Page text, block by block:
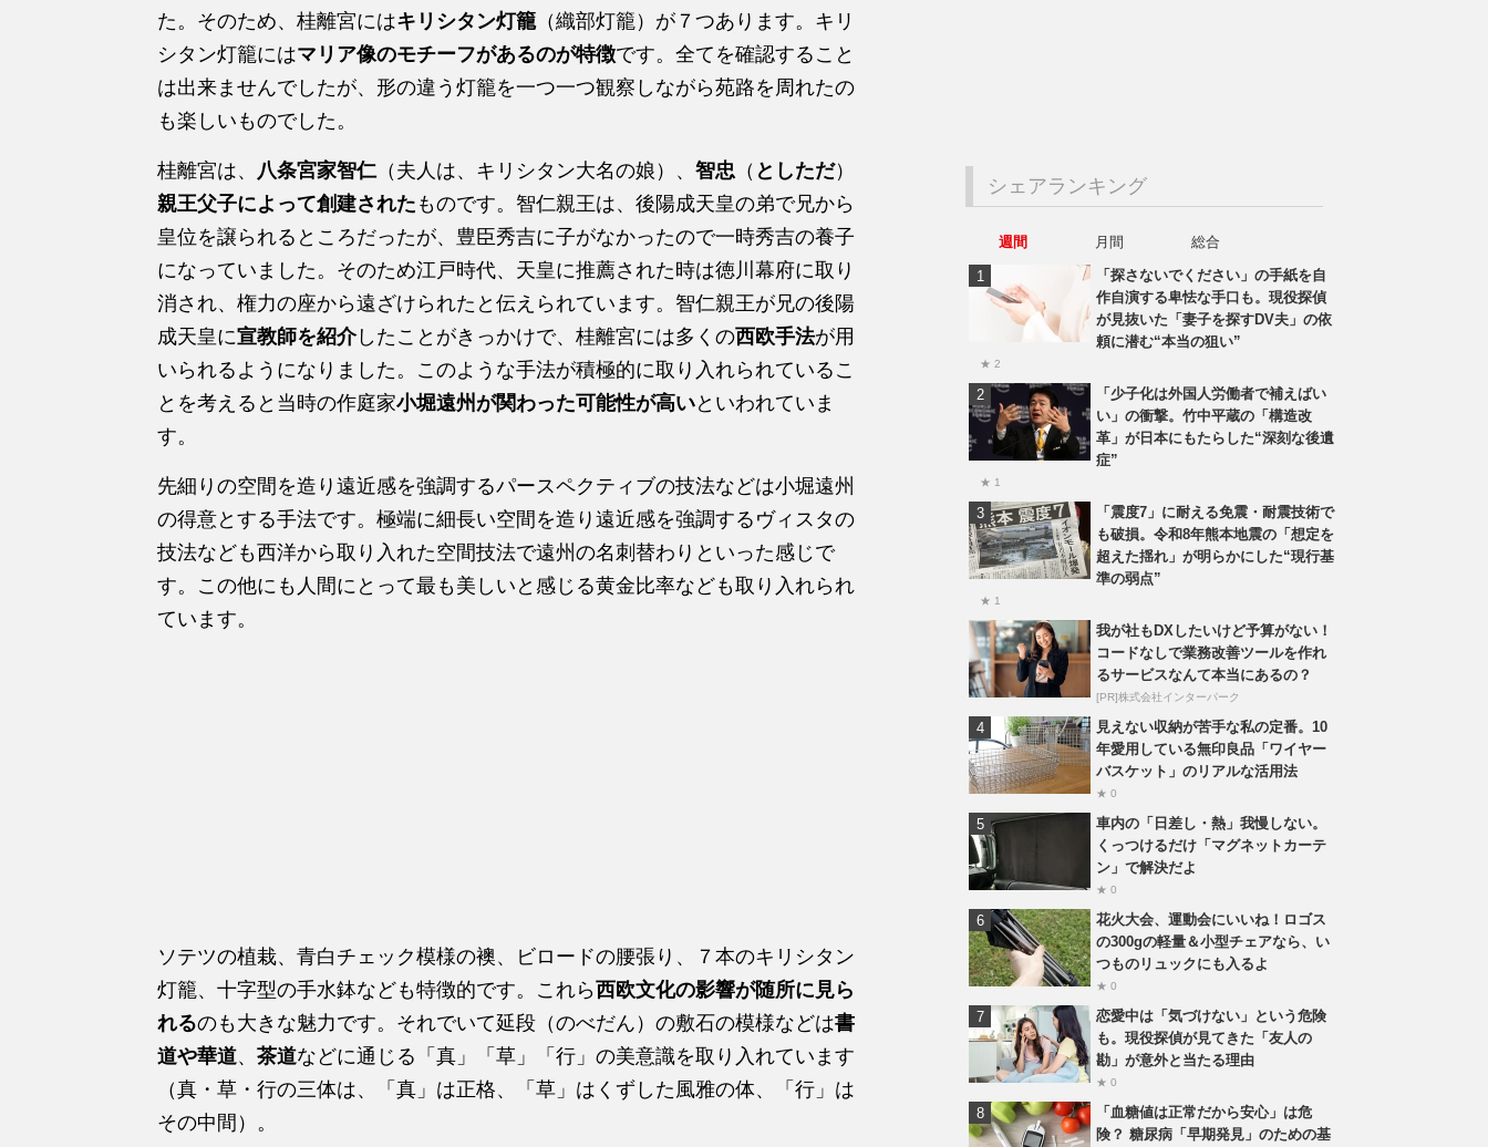
た。そのため、桂離宮にはキリシタン灯籠（織部灯籠）が７つあります。キリ
シタン灯籠にはマリア像のモチーフがあるのが特徴です。全てを確認すること
は出来ませんでしたが、形の違う灯籠を一つ一つ観察しながら苑路を周れたの
も楽しいものでした。
桂離宮は、 八条宮家智仁 （夫人は、キリシタン大名の娘）、 智忠 （ としただ）
親王父子によって創建された ものです。智仁親王は、後陽成天皇の弟で兄から
皇位を譲られるところだったが、豊臣秀吉に子がなかったので一時秀吉の養子
になっていました。そのため江戸時代、天皇に推薦された時は徳川幕府に取り
消され、権力の座から遠ざけられたと伝えられています。智仁親王が兄の後陽
成天皇に宣教師を紹介したことがきっかけで、桂離宮には多くの西欧手法が用
いられるようになりました。このような手法が積極的に取り入れられているこ
とを考えると当時の作庭家小堀遠州が関わった可能性が高いといわれていま
す。
先細りの空間を造り遠近感を強調するパースペクティブの技法などは小堀遠州
の得意とする手法です。極端に細長い空間を造り遠近感を強調するヴィスタの
技法なども西洋から取り入れた空間技法で遠州の名刺替わりといった感じで
す。この他にも人間にとって最も美しいと感じる黄金比率なども取り入れられ
ています。
ソテツの植栽、青白チェック模様の襖、ビロードの腰張り、７本のキリシタン
灯籠、十字型の手水鉢なども特徴的です。これら西欧文化の影響が随所に見ら
れるのも大きな魅力です。それでいて延段（のべだん）の敷石の模様などは書
道や華道、 茶道などに通じる「真」「草」「行」の美意識を取り入れています
（真・草・行の三体は、「真」は正格、「草」はくずした風雅の体、「行」は
その中間）。
シェアランキング
週間 月間
総合
「探さないでください」の手紙を自
作自演する卑怯な手口も。現役探偵
が見抜いた「妻子を探すDV夫」の依
頼に潜む“本当の狙い”
★ 2
「少子化は外国人労働者で補えばい
い」の衝撃。竹中平蔵の「構造改
革」が日本にもたらした“深刻な後遺
症”
★ 1
「震度7」に耐える免震・耐震技術で
も破損。令和8年熊本地震の「想定を
超えた揺れ」が明らかにした“現行基
準の弱点”
★ 1
我が社もDXしたいけど予算がない！
コードなしで業務改善ツールを作れ
るサービスなんて本当にあるの？
[PR]株式会社インターパーク
見えない収納が苦手な私の定番。10
年愛用している無印良品「ワイヤー
バスケット」のリアルな活用法
★ 0
車内の「日差し・熱」我慢しない。
くっつけるだけ「マグネットカーテ
ン」で解決だよ
★ 0
花火大会、運動会にいいね！ロゴス
の300gの軽量＆小型チェアなら、い
つものリュックにも入るよ
★ 0
恋愛中は「気づけない」という危険
も。現役探偵が見てきた「友人の
勘」が意外と当たる理由
★ 0
「血糖値は正常だから安心」は危
険？ 糖尿病「早期発見」のための基